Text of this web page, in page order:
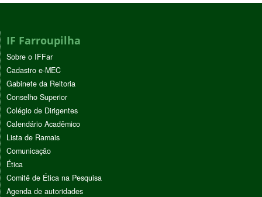
IF Farroupilha
Sobre o IFFar
Cadastro e-MEC
Gabinete da Reitoria
Conselho Superior
Colégio de Dirigentes
Calendário Acadêmico
Lista de Ramais
Comunicação
Ética
Comitê de Ética na Pesquisa
Agenda de autoridades